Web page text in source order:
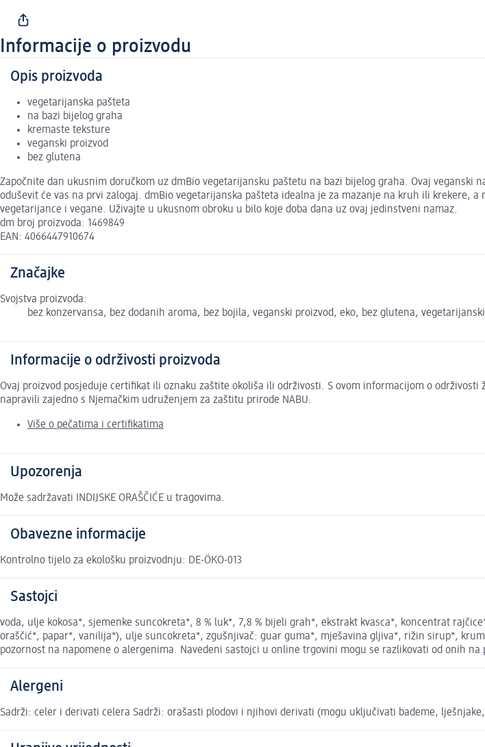
Informacije o proizvodu
Opis proizvoda
vegetarijanska pašteta
na bazi bijelog graha
kremaste teksture
veganski proizvod
bez glutena
Započnite dan ukusnim doručkom uz dmBio vegetarijansku paštetu na bazi bijelog graha. Ovaj
oduševit će vas na prvi zalogaj. dmBio vegetarijanska pašteta idealna je za mazanje na kruh ili krekere,
vegetarijance i vegane. Uživajte u ukusnom obroku u bilo koje doba dana uz ovaj jedinstveni namaz.
dm broj proizvoda: 1469849
EAN: 4066447910674
Značajke
Svojstva proizvoda:
bez konzervansa, bez dodanih aroma, bez bojila, veganski proizvod, eko, bez glutena,
Informacije o održivosti proizvoda
Ovaj proizvod posjeduje certifikat ili oznaku zaštite okoliša ili održivosti. S ovom informacijom o
napravili zajedno s Njemačkim udruženjem za zaštitu prirode NABU.
Više o pečatima i certifikatima
Upozorenja
Može sadržavati INDIJSKE ORAŠČIĆE u tragovima.
Obavezne informacije
Kontrolno tijelo za ekološku proizvodnju: DE-ÖKO-013
Sastojci
voda, ulje kokosa*, sjemenke suncokreta*, 8 % luk*, 7,8 % bijeli grah*, ekstrakt kvasca*, koncentrat
oraščić*, papar*, vanilija*), ulje suncokreta*, zgušnjivač: guar guma*, mješavina gljiva*, rižin sirup*,
pozornost na napomene o alergenima. Navedeni sastojci u online trgovini mogu se razlikovati od onih na
Alergeni
Sadrži: celer i derivati celera Sadrži: orašasti plodovi i njihovi derivati (mogu uključivati bademe,